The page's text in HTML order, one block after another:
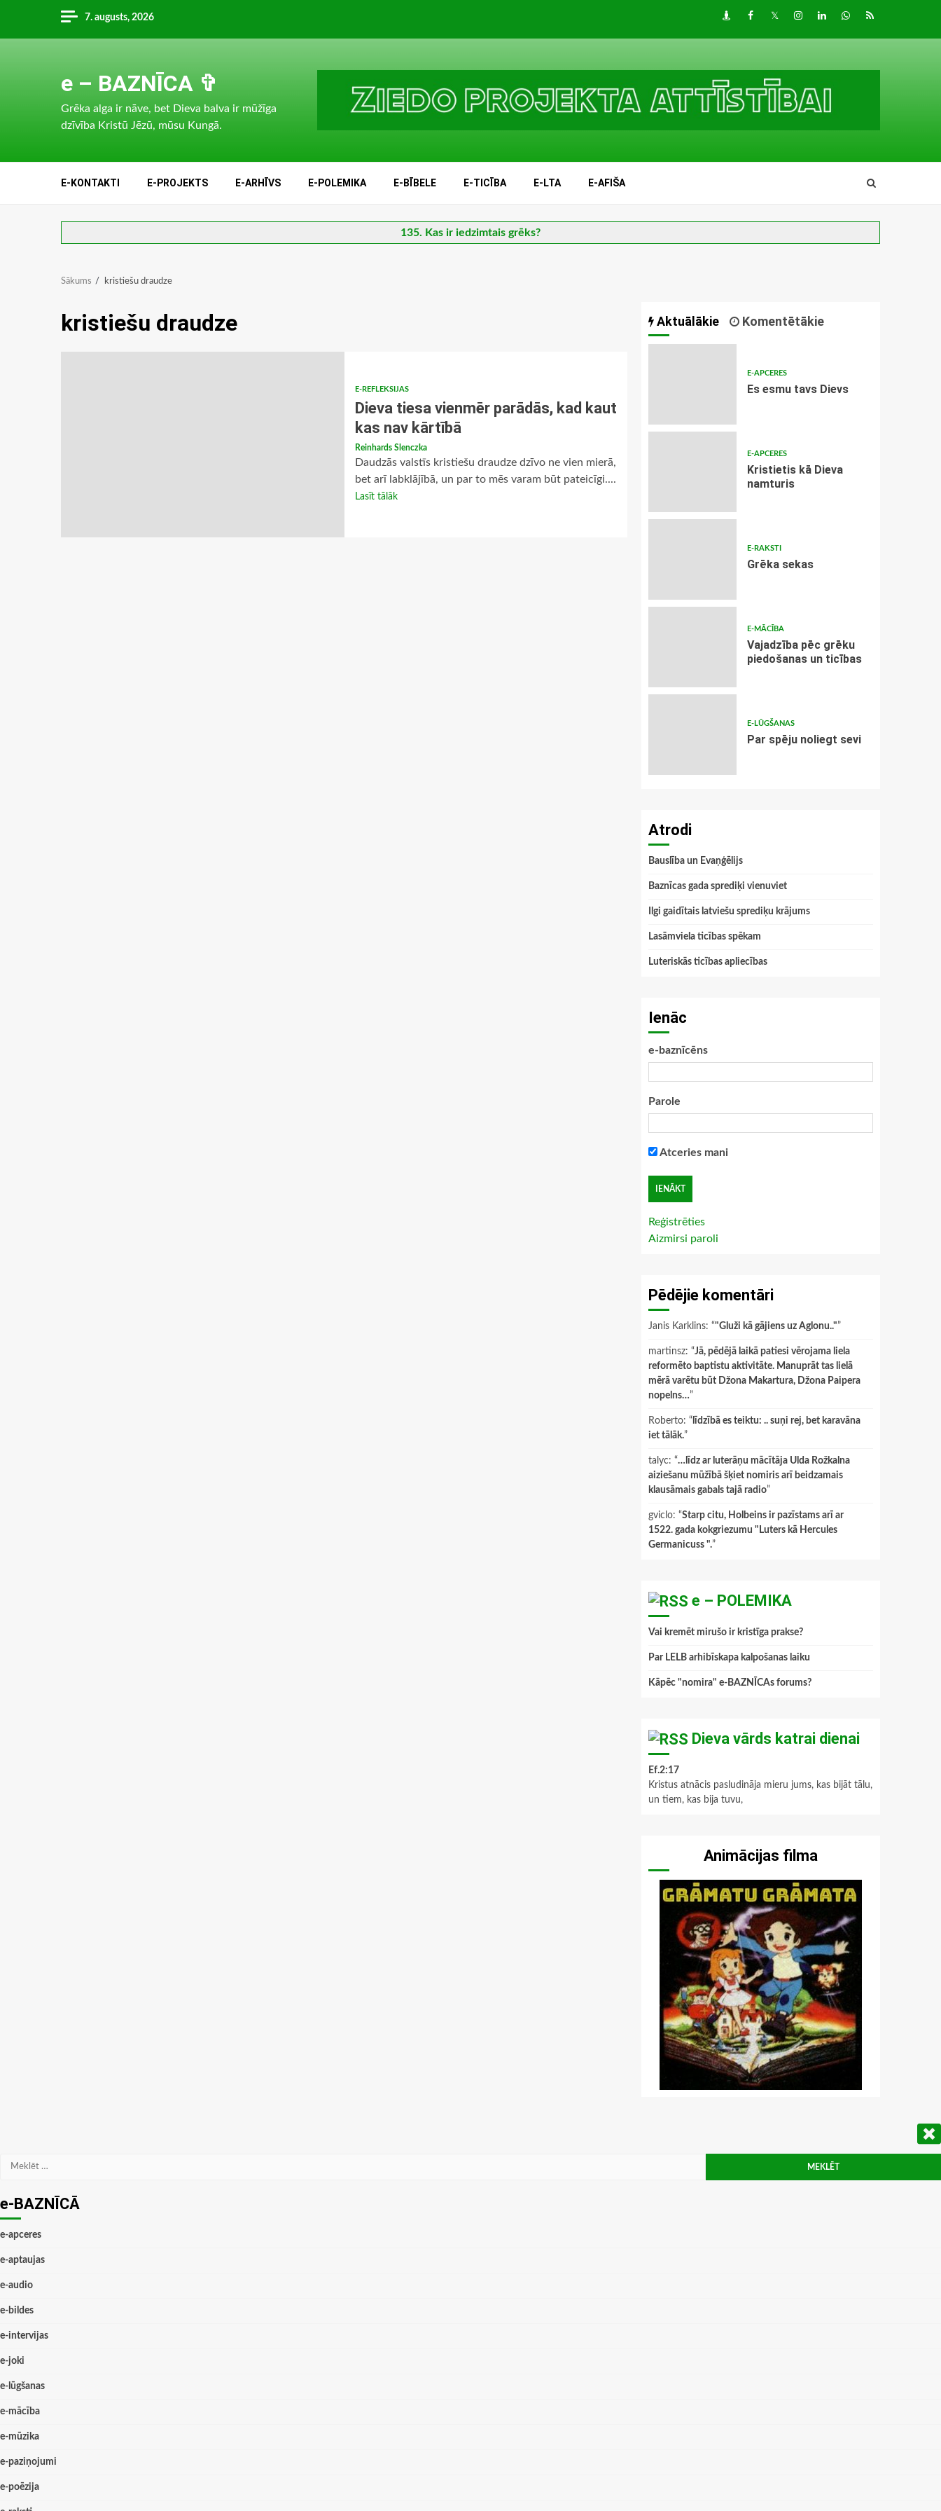
content
7. augusts, 2026 DraugiemFacebook
TwitterInstagram
LinkedInwhatsapp
RSS
e – BAZNĪCA ✞
Grēka alga ir nāve, bet Dieva balva ir mūžīga
dzīvība Kristū Jēzū, mūsu Kungā.
E-KONTAKTI E-PROJEKTS E-ARHĪVS E-POLEMIKA E-BĪBELE E-TICĪBA E-LTA E-AFIŠA
135. Kas ir iedzimtais grēks?
Sākums kristiešu draudze
kristiešu draudze
E-REFLEKSIJAS
Dieva tiesa vienmēr parādās, kad kaut
kas nav kārtībā
Reinhards Slenczka
Daudzās valstīs kristiešu draudze dzīvo ne vien mierā,
bet arī labklājībā, un par to mēs varam būt pateicīgi....
Lasīt tālāk
Aktuālākie Komentētākie
E-APCERES
Es esmu tavs Dievs
E-APCERES
Kristietis kā Dieva
namturis
E-RAKSTI
Grēka sekas
E-MĀCĪBA
Vajadzība pēc grēku
piedošanas un ticības
E-LŪGŠANAS
Par spēju noliegt sevi
Atrodi
Bauslība un Evaņģēlijs
Baznīcas gada sprediķi vienuviet
Ilgi gaidītais latviešu sprediķu krājums
Lasāmviela ticības spēkam
Luteriskās ticības apliecības
Ienāc
e-baznīcēns
Parole
Atceries mani
Reģistrēties
Aizmirsi paroli
Pēdējie komentāri
Janis Karklins: “"Gluži kā gājiens uz Aglonu.."”
martinsz: “Jā, pēdējā laikā patiesi vērojama liela
reformēto baptistu aktivitāte. Manuprāt tas lielā
mērā varētu būt Džona Makartura, Džona Paipera
nopelns…”
Roberto: “ līdzībā es teiktu: .. suņi rej, bet karavāna
iet tālāk.”
talyc: “…līdz ar luterāņu mācītāja Ulda Rožkalna
aiziešanu mūžībā šķiet nomiris arī beidzamais
klausāmais gabals tajā radio”
gviclo: “Starp citu, Holbeins ir pazīstams arī ar
1522. gada kokgriezumu "Luters kā Hercules
Germanicuss ".”
e – POLEMIKA
Vai kremēt mirušo ir kristīga prakse?
Par LELB arhibīskapa kalpošanas laiku
Kāpēc "nomira" e-BAZNĪCAs forums?
Dieva vārds katrai dienai
Ef.2:17
Kristus atnācis pasludināja mieru jums, kas bijāt tālu,
un tiem, kas bija tuvu,
Animācijas filma
Meklēt:
e-BAZNĪCĀ
e-apceres
e-aptaujas
e-audio
e-bildes
e-intervijas
e-joki
e-lūgšanas
e-mācība
e-mūzika
e-paziņojumi
e-poēzija